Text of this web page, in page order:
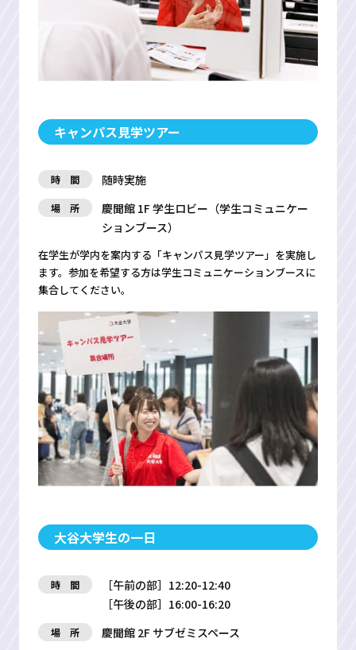
キャンパス見学ツアー
時 間 随時実施
場 所
慶聞館 1F 学生ロビー（学生コミュニケー
ションブース）
在学生が学内を案内する「キャンパス見学ツアー」を実施し
ます。参加を希望する方は学生コミュニケーションブースに
集合してください。
大谷大学生の一日
時 間
［午前の部］12:20-12:40
［午後の部］16:00-16:20
場 所 慶聞館 2F サブゼミスペース